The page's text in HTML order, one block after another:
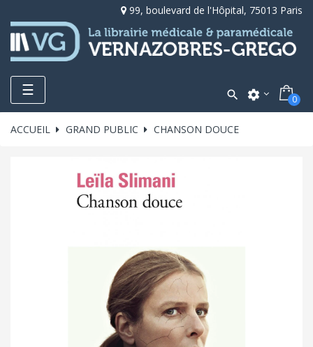
99, boulevard de l'Hôpital, 75013 Paris
Toggle
navigation
☰  settings 0
ACCUEIL GRAND PUBLIC CHANSON DOUCE